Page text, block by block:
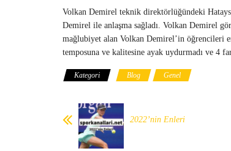
Volkan Demirel teknik direktörlüğündeki
Demirel ile anlaşma sağladı. Volkan Demirel
mağlubiyet alan Volkan Demirel’in öğrencileri
temposuna ve kalitesine ayak uydurmadı ve 4
Kategori Blog Genel
2022’nin Enleri